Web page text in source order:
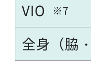
VIO
全身（脇